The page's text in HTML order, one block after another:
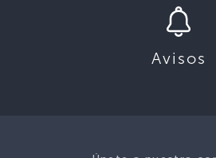
Avisos